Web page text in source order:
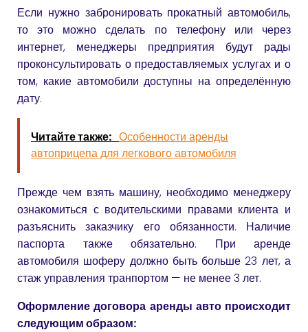
Если нужно забронировать прокатный автомобиль,
то это можно сделать по телефону или через
интернет, менеджеры предприятия будут рады
проконсультировать о предоставляемых услугах и о
том, какие автомобили доступны на определённую
дату.
Читайте также: Особенности аренды
автоприцепа для легкового автомобиля
Прежде чем взять машину, необходимо менеджеру
ознакомиться с водительскими правами клиента и
разъяснить заказчику его обязанности. Наличие
паспорта также обязательно. При аренде
автомобиля шоферу должно быть больше 23 лет, а
стаж управления транпортом — не менее 3 лет.
Оформление договора аренды авто происходит
следующим образом: